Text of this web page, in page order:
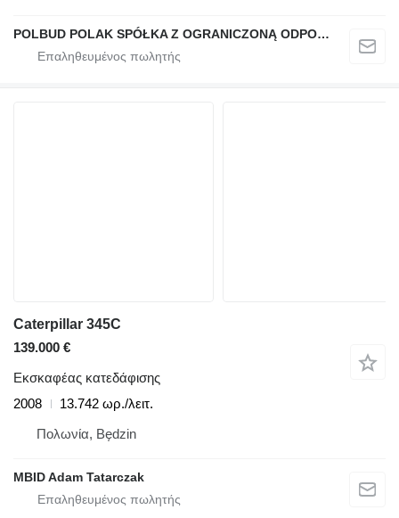
POLBUD POLAK SPÓŁKA Z OGRANICZONĄ ODPOWIEDZIALNOŚCIĄ
Caterpillar 345C
139.000 €
Εκσκαφέας κατεδάφισης
2008
13.742 ωρ./λειτ.
Πολωνία, Będzin
MBID Adam Tatarczak